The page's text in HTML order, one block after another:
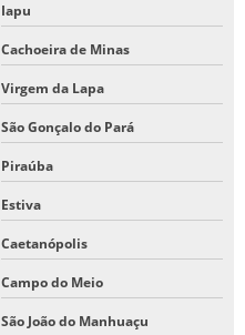
Iapu
Cachoeira de Minas
Virgem da Lapa
São Gonçalo do Pará
Piraúba
Estiva
Caetanópolis
Campo do Meio
São João do Manhuaçu